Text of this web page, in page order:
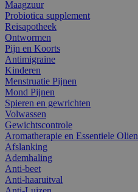
Maagzuur
Probiotica supplement
Reisapotheek
Ontwormen
Pijn en Koorts
Antimigraine
Kinderen
Menstruatie Pijnen
Mond Pijnen
Spieren en gewrichten
Volwassen
Gewichtscontrole
Aromatherapie en Essentiele Olien
Afslanking
Ademhaling
Anti-beet
Anti-haaruitval